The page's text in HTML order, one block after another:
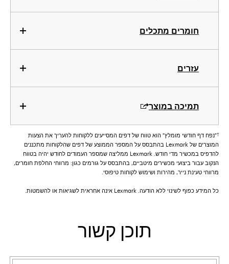
חומרים מתכלים
עזרים
תמיכה במוצר
†"נפח דף חודשי מומלץ" הוא טווח של דפים המסייעים ללקוחות להעריך את הצעות
המוצרים של Lexmark בהתבסס על המספר הממוצע של דפים שהלקוחות מתכננים
להדפיס במכשיר מדי חודש. Lexmark ממליצה שמספר העמודים לחודש יהיה בטווח
הנקוב עבור ביצועי מכשירים מיטביים, בהתבסס על גורמים כגון: מרווחי החלפת חומרים,
מרווחי טעינת נייר, מהירות ושימוש לקוחות טיפוסי.
כל המידע כפוף לשינוי ללא הודעה. Lexmark אינה אחראית לשגיאות או להשמטות.
תוכן קשור